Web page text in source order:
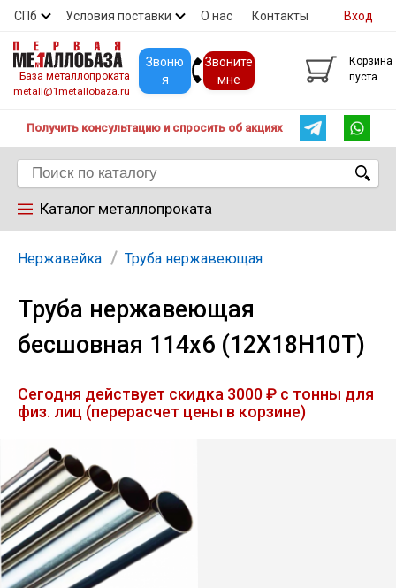
СПб Условия поставки О нас Контакты
Скидки Прайс Покупателям
Вход
База металлопроката
metall@1metallobaza.ru
Звоню
я
Звоните
мне
Корзина
пуста
Получить консультацию и спросить об акциях
Каталог металлопроката
Арматура
Труба профильная
Лист
Уголок
Балка
Швеллер
Нержавейка Труба нержавеющая
Труба нержавеющая
бесшовная 114х6 (12Х18Н10Т)
Сегодня действует скидка 3000 ₽ с тонны для
физ. лиц (перерасчет цены в корзине)